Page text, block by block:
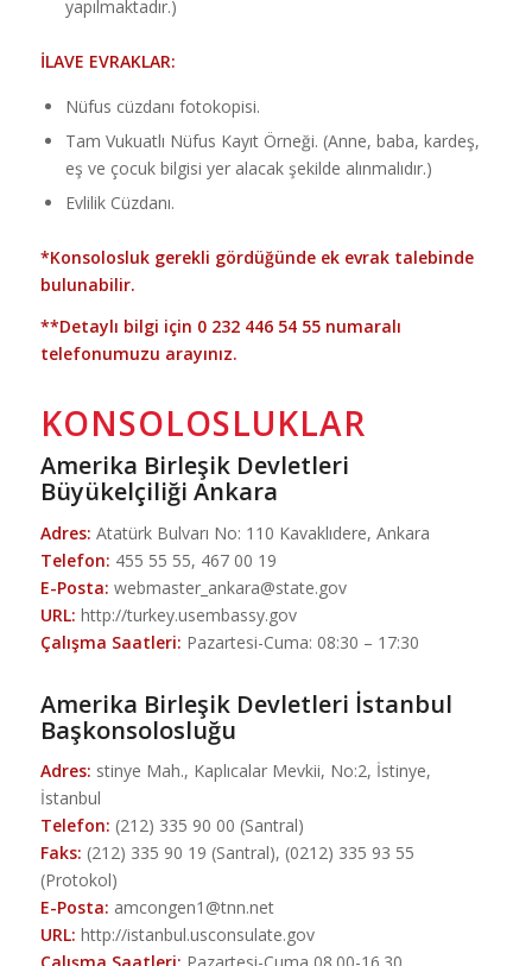
yapılmaktadır.)
İLAVE EVRAKLAR:
Nüfus cüzdanı fotokopisi.
Tam Vukuatlı Nüfus Kayıt Örneği. (Anne, baba, kardeş,
eş ve çocuk bilgisi yer alacak şekilde alınmalıdır.)
Evlilik Cüzdanı.
*Konsolosluk gerekli gördüğünde ek evrak talebinde
bulunabilir.
**Detaylı bilgi için 0 232 446 54 55numaralı
telefonumuzu arayınız.
KONSOLOSLUKLAR
Amerika Birleşik Devletleri
Büyükelçiliği Ankara
Adres: Atatürk Bulvarı No: 110 Kavaklıdere, Ankara
Telefon: 455 55 55, 467 00 19
E-Posta: webmaster_ankara@state.gov
URL: http://turkey.usembassy.gov
Çalışma Saatleri: Pazartesi-Cuma: 08:30 – 17:30
Amerika Birleşik Devletleri İstanbul
Başkonsolosluğu
Adres: stinye Mah., Kaplıcalar Mevkii, No:2, İstinye,
İstanbul
Telefon: (212) 335 90 00 (Santral)
Faks: (212) 335 90 19 (Santral), (0212) 335 93 55
(Protokol)
E-Posta: amcongen1@tnn.net
URL: http://istanbul.usconsulate.gov